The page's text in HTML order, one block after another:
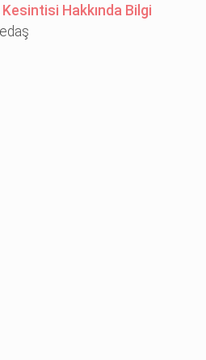
Hakkında Bilgi